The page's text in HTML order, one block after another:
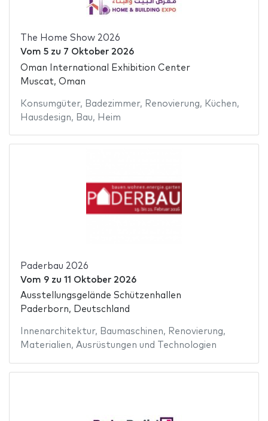
The Home Show 2026
Vom 5zu 7 Oktober 2026
Oman International Exhibition Center
Muscat, Oman
Konsumgüter, Badezimmer, Renovierung, Küchen,
Hausdesign, Bau, Heim
Paderbau 2026
Vom 9zu 11 Oktober 2026
Ausstellungsgelände Schützenhallen
Paderborn, Deutschland
Innenarchitektur, Baumaschinen, Renovierung,
Materialien, Ausrüstungen und Technologien